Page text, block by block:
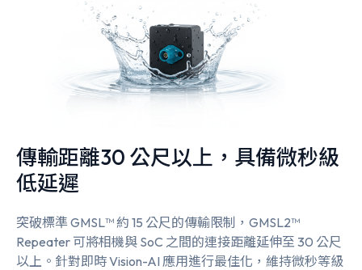
傳輸距離30 公尺以上，具備微秒級
低延遲
突破標準 GMSL™ 約 15 公尺的傳輸限制，GMSL2™
Repeater 可將相機與 SoC 之間的連接距離延伸至 30 公尺
以上。針對即時 Vision-AI 應用進行最佳化，維持微秒等級